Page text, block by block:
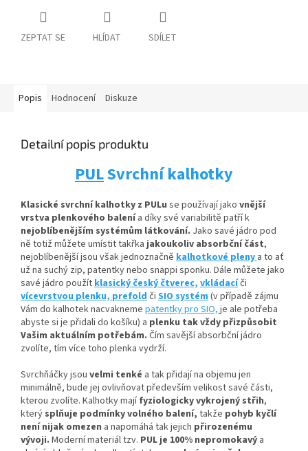
ZEPTAT SE HLÍDAT SDÍLET
Popis Hodnocení Diskuze
Detailní popis produktu
PULSvrchní kalhotky
Klasické svrchní kalhotky z PULu se používají jako vnější
vrstva plenkového balenía díky své variabilitě patří k
nejoblíbenějším systémům látkování. Jako savé jádro pod
ně totiž můžete umístittakřkajakoukoliv absorbčníčást,
nejoblíbenější jsou však jednoznačně kalhotkové pleny a to ať
už na suchý zip, patentky nebo snappi sponku. Dále můžete jako
savé jádro použítklasický český čtverec, vkládacíči
vícevrstvou plenku,prefoldči SIO systém(v případě zájmu
Vám do kalhotek nacvakneme patentky pro SIO,je ale potřeba
abyste si je přidali do košíku) a plenku tak vždy přizpůsobit
Vašim aktuálním potřebám. Čím savější absorbční jádro
zvolíte, tím více toho plenka vydrží.
Svrchňáčky jsou velmi tenké a tak přidají na objemu jen
minimálně, bude jej ovlivňovat především velikost savé části,
kterou zvolíte. Kalhotky majífyziologicky vykrojený střih,
který splňuje podmínky volného balení, takže pohyb kyčlí
není nijak omezen a napomáhá tak jejich přirozenému
vývoji. Moderní materiál tzv. PUL je 100% nepromokavý a